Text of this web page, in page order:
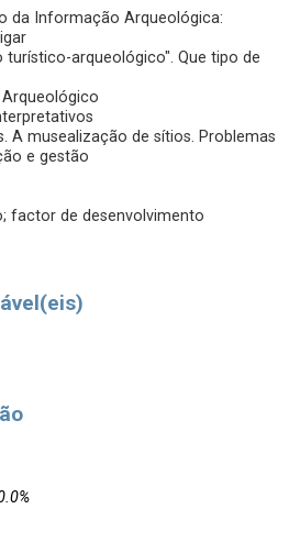
da Informação Arqueológica:
turístico-arqueológico". Que tipo de
A musealização de sítios. Problemas
e gestão
factor de desenvolvimento